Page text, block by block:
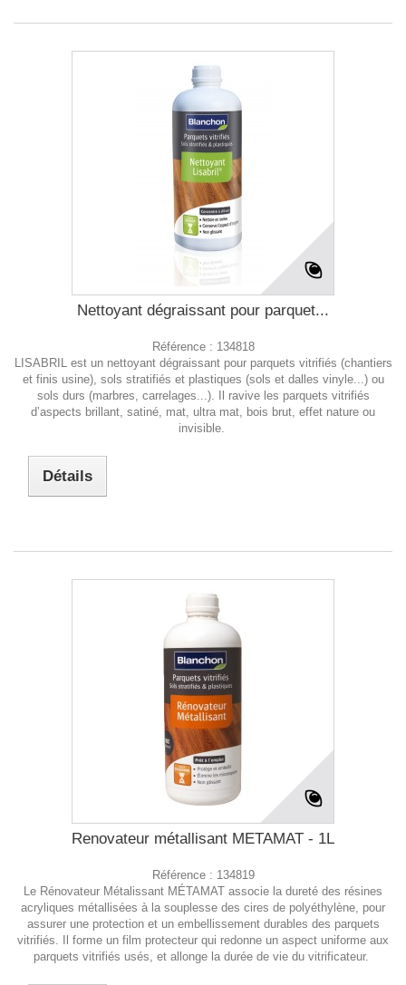
Nettoyant dégraissant pour parquet...
Référence : 134818
LISABRIL est un nettoyant dégraissant pour parquets vitrifiés (chantiers
et finis usine), sols stratifiés et plastiques (sols et dalles vinyle...) ou
sols durs (marbres, carrelages...). Il ravive les parquets vitrifiés
d’aspects brillant, satiné, mat, ultra mat, bois brut, effet nature ou
invisible.
Détails
Renovateur métallisant METAMAT - 1L
Référence : 134819
Le Rénovateur Métalissant MÉTAMAT associe la dureté des résines
acryliques métallisées à la souplesse des cires de polyéthylène, pour
assurer une protection et un embellissement durables des parquets
vitrifiés. Il forme un film protecteur qui redonne un aspect uniforme aux
parquets vitrifiés usés, et allonge la durée de vie du vitrificateur.